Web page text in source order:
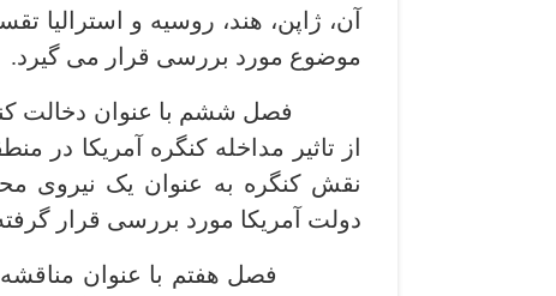
آن، ژاپن، هند، روسیه و
موضوع مورد بررسی قرار می ­گیرد.
فصل ششم با عنوان دخالت
از تاثیر مداخله کنگره آمریکا در
نقش کنگره به عنوان یک نیروی
دولت آمریکا مورد بررسی قرار
فصل هفتم با عنوان مناقشه